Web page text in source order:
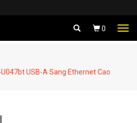
0
USB-A Sang Ethernet Cao